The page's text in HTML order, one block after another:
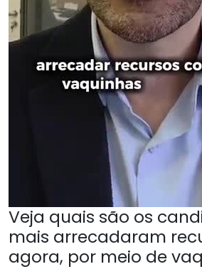
Veja quais são os
mais arrecadaram
agora, por meio de